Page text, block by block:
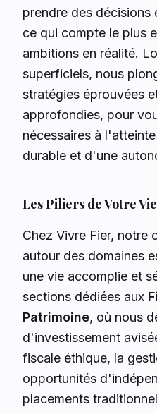
prendre des décisions
ce qui compte le plus
ambitions en réalité.
superficiels, nous
stratégies éprouvées
approfondies, pour
nécessaires à
durable et d'une
Les Piliers de Votre
Chez Vivre Fier, notre
autour des domaines
une vie accomplie et
sections dédiées aux
Patrimoine, où nous
d'investissement
fiscale éthique, la
opportunités
placements